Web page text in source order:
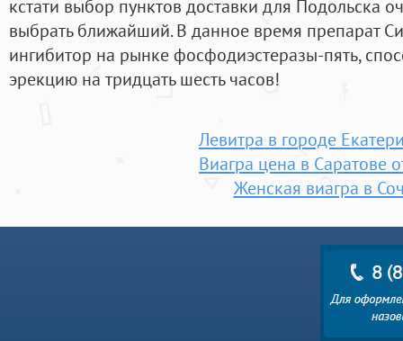
кстати выбор пунктов доставки для Подольска
выбрать ближайший. В данное время препарат
ингибитор на рынке фосфодиэстеразы-пять,
эрекцию на тридцать шесть часов!
Левитра в городе
Виагра цена в Саратове
Женская виагра в